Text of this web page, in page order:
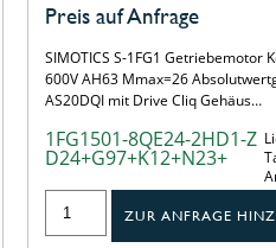
Preis auf Anfrage
SIMOTICS S-1FG1 Getriebemotor
600V AH63 Mmax=26
AS20DQI mit Drive Cliq Gehäus…
1FG1501-8QE24-2HD1-Z
D24+G97+K12+N23+
ZUR ANFRAGE